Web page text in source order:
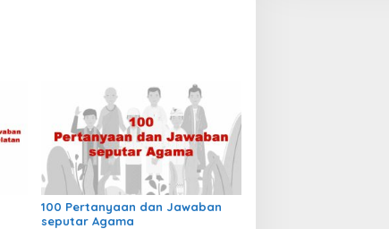
100 Pertanyaan dan Jawaban
seputar Agama